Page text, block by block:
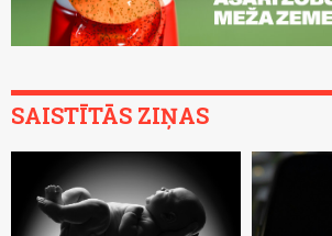
SAISTĪTĀS ZIŅAS